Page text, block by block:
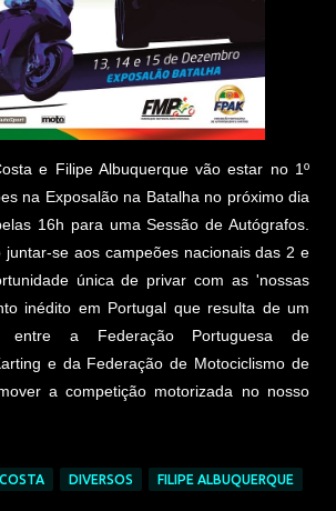
e Filipe Albuquerque vão estar no 1º
na Exposalão na Batalha no próximo dia
16h para uma Sessão de Autógrafos.
juntar-se aos campeões nacionais das 2 e
única de privar com as 'nossas
inédito em Portugal que resulta de um
entre a Federação Portuguesa de
e da Federação de Motociclismo de
a competição motorizada no nosso
DIVERSOS FILIPE ALBUQUERQUE